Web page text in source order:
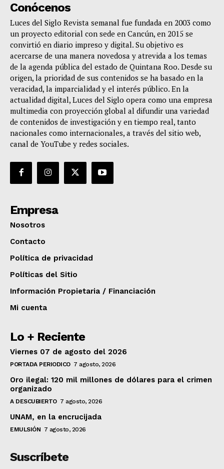
Conócenos
Luces del Siglo Revista semanal fue fundada en 2003 como
un proyecto editorial con sede en Cancún, en 2015 se
convirtió en diario impreso y digital. Su objetivo es
acercarse de una manera novedosa y atrevida a los temas
de la agenda pública del estado de Quintana Roo. Desde su
origen, la prioridad de sus contenidos se ha basado en la
veracidad, la imparcialidad y el interés público. En la
actualidad digital, Luces del Siglo opera como una empresa
multimedia con proyección global al difundir una variedad
de contenidos de investigación y en tiempo real, tanto
nacionales como internacionales, a través del sitio web,
canal de YouTube y redes sociales.
Empresa
Nosotros
Contacto
Política de privacidad
Políticas del Sitio
Información Propietaria / Financiación
Mi cuenta
Lo + Reciente
Viernes 07 de agosto del 2026
PORTADA PERIODICO 7 agosto, 2026
Oro ilegal: 120 mil millones de dólares para el crimen
organizado
A DESCUBIERTO 7 agosto, 2026
UNAM, en la encrucijada
EMULSIÓN 7 agosto, 2026
Suscríbete